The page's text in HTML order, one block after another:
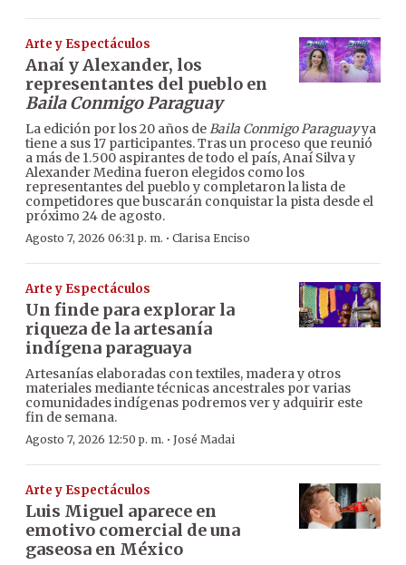
Arte y Espectáculos
Anaí y Alexander, los
representantes del pueblo en
Baila Conmigo Paraguay
La edición por los 20 años deBaila Conmigo Paraguayya
tiene a sus 17 participantes. Tras un proceso que reunió
a más de 1.500 aspirantes de todo el país, Anaí Silva y
Alexander Medina fueron elegidos como los
representantes del pueblo y completaron la lista de
competidores que buscarán conquistar la pista desde el
próximo 24 de agosto.
Agosto 7, 2026 06:31 p. m. · Clarisa Enciso
Arte y Espectáculos
Un finde para explorar la
riqueza de la artesanía
indígena paraguaya
Artesanías elaboradas con textiles, madera y otros
materiales mediante técnicas ancestrales por varias
comunidades indígenas podremos ver y adquirir este
fin de semana.
Agosto 7, 2026 12:50 p. m. · José Madai
Arte y Espectáculos
Luis Miguel aparece en
emotivo comercial de una
gaseosa en México